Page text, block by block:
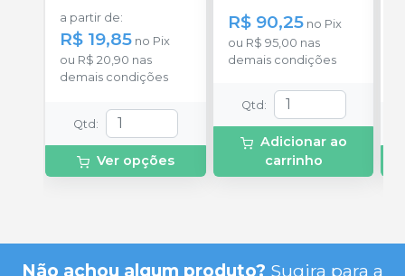
a partir de:
R$ 19,85 no Pix
ou R$ 20,90 nas
demais condições
Qtd :
Ver opções
R$ 90,25 no Pix
ou R$ 95,00 nas
demais condições
Qtd :
Adicionar ao
carrinho
Não achou algum produto? Sugira para a